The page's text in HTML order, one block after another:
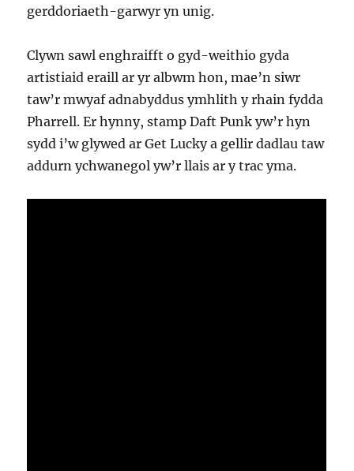
gerddoriaeth-garwyr yn unig.
Clywn sawl enghraifft o gyd-weithio gyda
artistiaid eraill ar yr albwm hon, mae’n siwr
taw’r mwyaf adnabyddus ymhlith y rhain fydda
Pharrell. Er hynny, stamp Daft Punk yw’r hyn
sydd i’w glywed ar Get Lucky a gellir dadlau taw
addurn ychwanegol yw’r llais ar y trac yma.